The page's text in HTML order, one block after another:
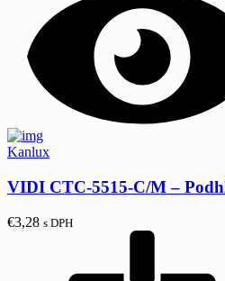
Kanlux
VIDI CTC-5515-C/M –
€3,28 s DPH